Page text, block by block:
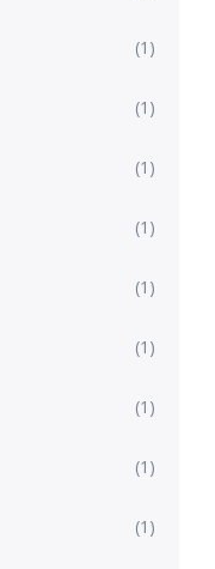
(1)
(1)
(1)
(1)
(1)
(1)
(1)
(1)
(1)